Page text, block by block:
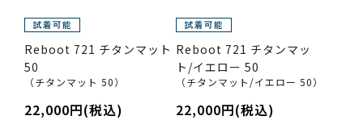
Reboot 721 チタンマット
50
（チタンマット 50）
22,000円(税込)
Reboot 721 チタンマッ
ト/イエロー 50
（チタンマット/イエロー 50）
22,000円(税込)